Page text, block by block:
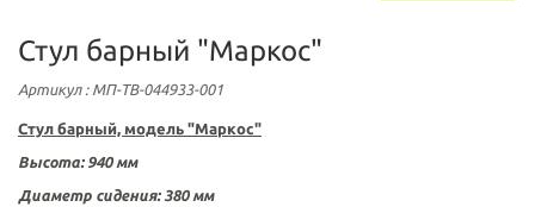
Стул барный "Маркос"
Артикул: МП-ТВ-044933-001
Стул барный, модель "Маркос"
Высота: 940 мм
Диаметр сидения: 380 мм